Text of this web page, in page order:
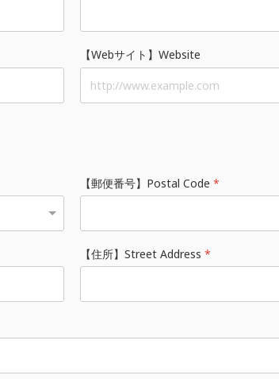
【Webサイト】Website
【郵便番号】Postal Code *
【住所】Street Address *